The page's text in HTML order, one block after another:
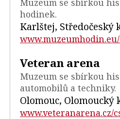
hodinek.
Karlštej, Středočeský
www.muzeumhodin.eu/
Veteran arena
Muzeum se sbírkou
automobilů a techniky.
Olomouc, Olomoucký
www.veteranarena.cz/